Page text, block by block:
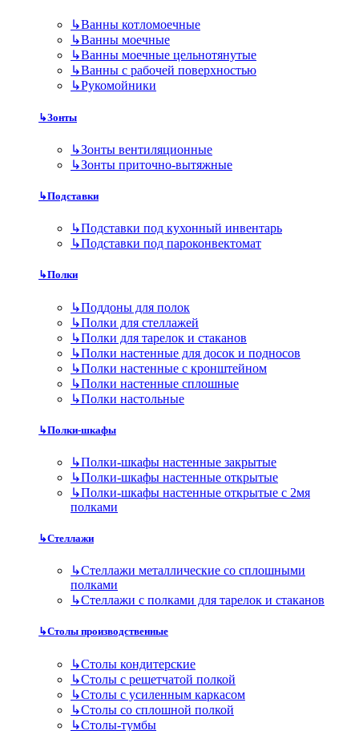
↳Ванны котломоечные
↳Ванны моечные
↳Ванны моечные цельнотянутые
↳Ванны с рабочей поверхностью
↳Рукомойники
↳Зонты
↳Зонты вентиляционные
↳Зонты приточно-вытяжные
↳Подставки
↳Подставки под кухонный инвентарь
↳Подставки под пароконвектомат
↳Полки
↳Поддоны для полок
↳Полки для стеллажей
↳Полки для тарелок и стаканов
↳Полки настенные для досок и подносов
↳Полки настенные с кронштейном
↳Полки настенные сплошные
↳Полки настольные
↳Полки-шкафы
↳Полки-шкафы настенные закрытые
↳Полки-шкафы настенные открытые
↳Полки-шкафы настенные открытые с 2мя
полками
↳Стеллажи
↳Стеллажи металлические со сплошными
полками
↳Стеллажи с полками для тарелок и стаканов
↳Столы производственные
↳Столы кондитерские
↳Столы с решетчатой полкой
↳Столы с усиленным каркасом
↳Столы со сплошной полкой
↳Столы-тумбы